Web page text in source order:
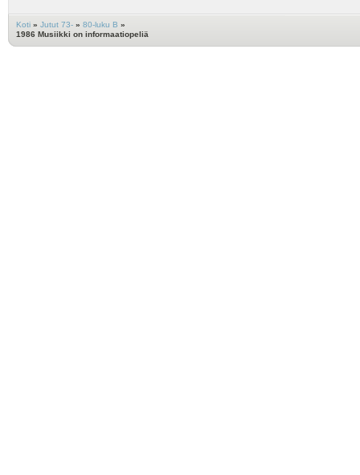
Koti » Jutut 73- » 80-luku B »
1986 Musiikki on informaatiopeliä